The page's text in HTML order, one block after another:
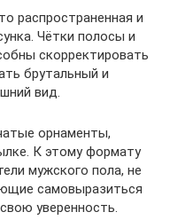
распространенная и
Чётки полосы и
скорректировать
брутальный и
вид.
орнаменты,
К этому формату
мужского пола, не
самовыразиться
уверенность.